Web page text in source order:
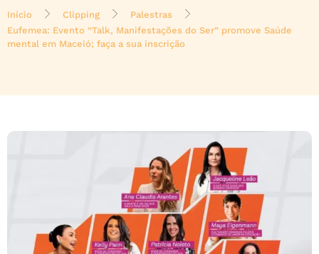
Início Clipping
Palestras
Eufemea: Evento “Talk, Manifestações do Ser” promove Saúde
mental em Maceió; faça a sua inscrição